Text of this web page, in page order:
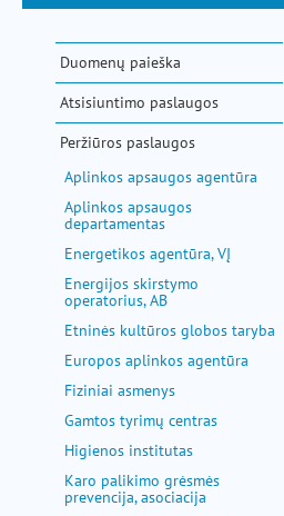
Duomenų paieška
Atsisiuntimo paslaugos
Peržiūros paslaugos
Aplinkos apsaugos agentūra
Aplinkos apsaugos
departamentas
Energetikos agentūra, VĮ
Energijos skirstymo
operatorius, AB
Etninės kultūros globos taryba
Europos aplinkos agentūra
Fiziniai asmenys
Gamtos tyrimų centras
Higienos institutas
Karo palikimo grėsmės
prevencija, asociacija